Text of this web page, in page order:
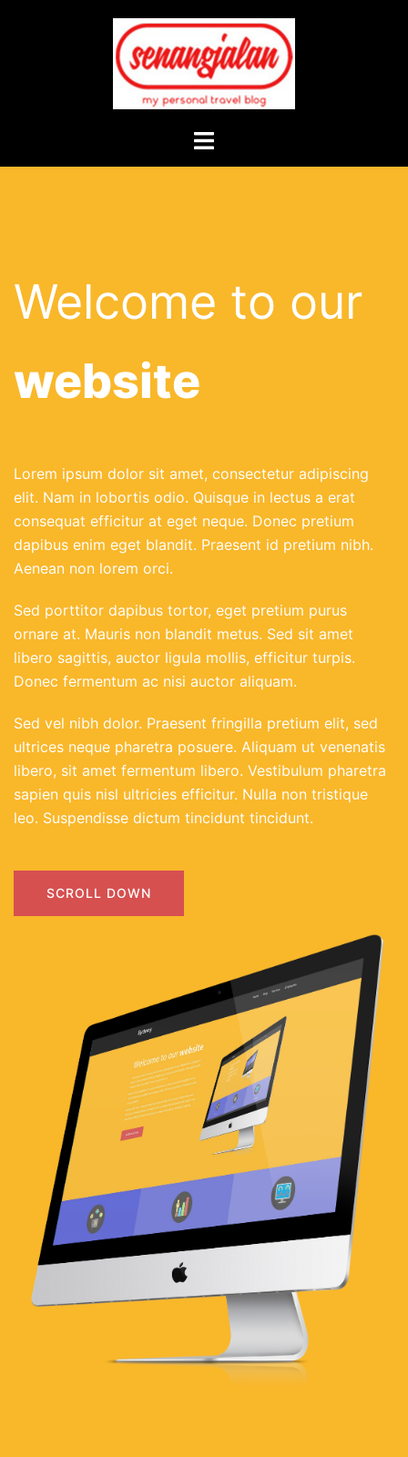
Toggle
Welcome to our
website
Lorem ipsum dolor sit amet, consectetur adipiscing
elit. Nam in lobortis odio. Quisque in lectus a erat
consequat efficitur at eget neque. Donec pretium
dapibus enim eget blandit. Praesent id pretium nibh.
Aenean non lorem orci.
Sed porttitor dapibus tortor, eget pretium purus
ornare at. Mauris non blandit metus. Sed sit amet
libero sagittis, auctor ligula mollis, efficitur turpis.
Donec fermentum ac nisi auctor aliquam.
Sed vel nibh dolor. Praesent fringilla pretium elit, sed
ultrices neque pharetra posuere. Aliquam ut venenatis
libero, sit amet fermentum libero. Vestibulum pharetra
sapien quis nisl ultricies efficitur. Nulla non tristique
leo. Suspendisse dictum tincidunt tincidunt.
SCROLL DOWN